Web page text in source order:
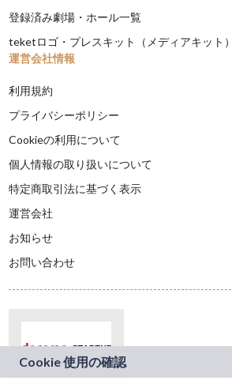
登録済み劇場・ホール一覧
teketロゴ・プレスキット（メディアキット）
運営会社情報
利用規約
プライバシーポリシー
Cookieの利用について
個人情報の取り扱いについて
特定商取引法に基づく表示
運営会社
お知らせ
お問い合わせ